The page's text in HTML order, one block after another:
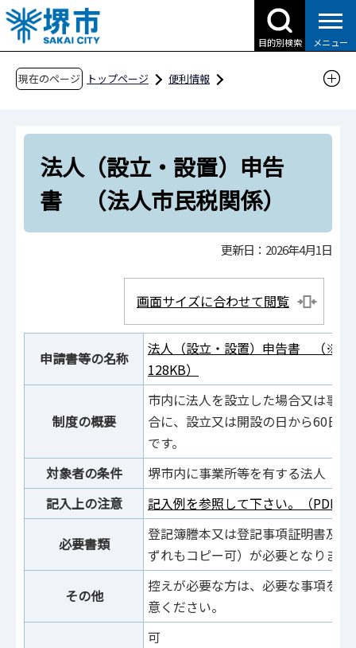
こ
の
ペ
目的別検索 メニュー
現在のページ トップページ
便利情報
申請書ダウンロード（企業の方へ）
目的別検索
くらしの情報
税金
法人市民税関連
法人（設立・設置）申告書 （法人市民税関
係）
法人（設立・設置）申告
書 （法人市民税関係）
更新日：2026年4月1日
画面サイズに合わせて閲覧
申請書等の名称
法人（設立・設置）申告書 （※法
128KB）
制度の概要
市内に法人を設立した場合又は事
合に、設立又は開設の日から60日
です。
対象者の条件
堺市内に事業所等を有する法人
記入上の注意
記入例を参照して下さい。（PDF：
必要書類
登記簿謄本又は登記事項証明書及
ずれもコピー可）が必要となります
その他
控えが必要な方は、必要な事項を
意ください。
可